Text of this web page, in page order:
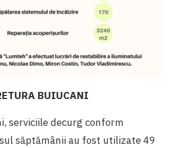
BUIUCANI
serviciile decurg conform
săptămânii au fost utilizate 49